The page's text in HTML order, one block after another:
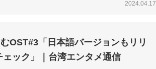
2024.04.17
OST#3「日本語バージョンもリリ
ック」｜台湾エンタメ通信